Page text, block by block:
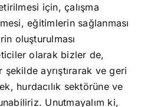
için, çalışma
eğitimlerin sağlanması
oluşturulması
olarak bizler de,
şekilde ayrıştırarak ve geri
hurdacılık sektörüne ve
Unutmayalım ki,